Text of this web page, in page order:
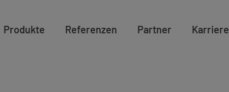
Produkte Referenzen Partner Karriere